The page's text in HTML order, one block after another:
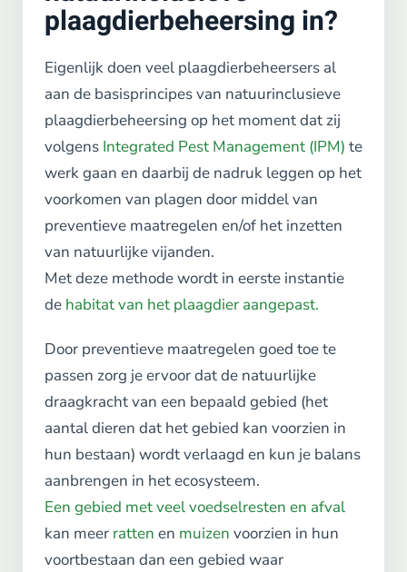
plaagdierbeheersing in?
Eigenlijk doen veel plaagdierbeheersers al
aan de basisprincipes van natuurinclusieve
plaagdierbeheersing op het moment dat zij
volgens Integrated Pest Management (IPM) te
werk gaan en daarbij de nadruk leggen op het
voorkomen van plagen door middel van
preventieve maatregelen en/of het inzetten
van natuurlijke vijanden.
Met deze methode wordt in eerste instantie
de habitat van het plaagdier aangepast.
Door preventieve maatregelen goed toe te
passen zorg je ervoor dat de natuurlijke
draagkracht van een bepaald gebied (het
aantal dieren dat het gebied kan voorzien in
hun bestaan) wordt verlaagd en kun je balans
aanbrengen in het ecosysteem.
Een gebied met veel voedselresten en afval
kan meer ratten en muizen voorzien in hun
voortbestaan dan een gebied waar